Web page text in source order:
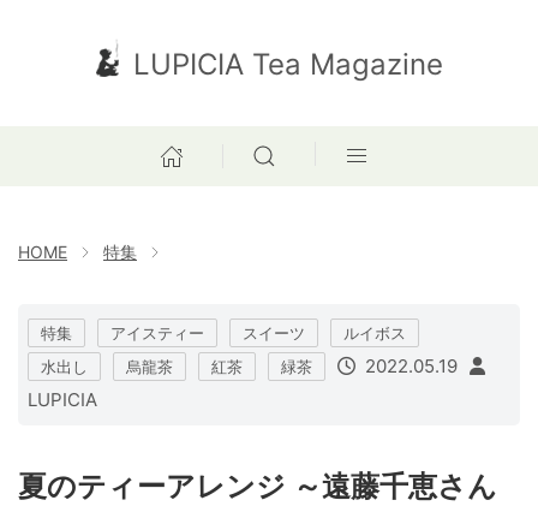
LUPICIA Tea Magazine
HOME 特集
特集 アイスティー スイーツ
ルイボス
水出し
烏龍茶 紅茶 緑茶
2022.05.19
LUPICIA
夏のティーアレンジ ～遠藤千恵さん